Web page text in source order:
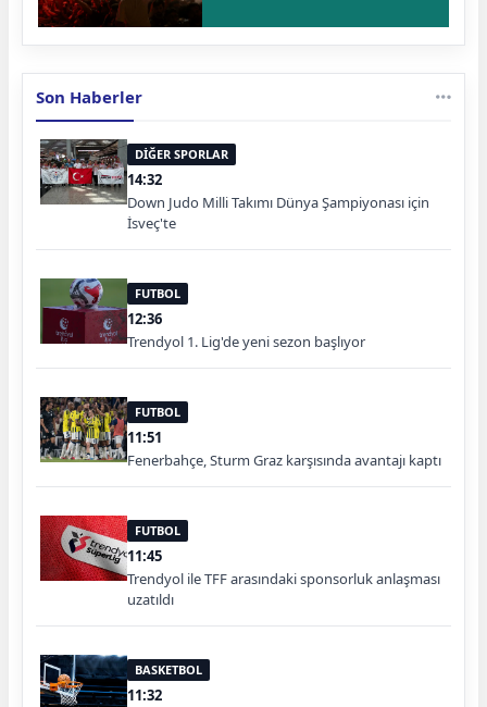
Son Haberler
DİĞER SPORLAR
14:32
Down Judo Milli Takımı Dünya Şampiyonası için
İsveç'te
FUTBOL
12:36
Trendyol 1. Lig'de yeni sezon başlıyor
FUTBOL
11:51
Fenerbahçe, Sturm Graz karşısında avantajı kaptı
FUTBOL
11:45
Trendyol ile TFF arasındaki sponsorluk anlaşması
uzatıldı
BASKETBOL
11:32